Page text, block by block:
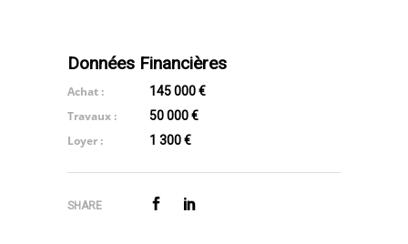
Données Financières
Achat : 145 000 €
Travaux : 50 000 €
Loyer : 1 300 €
SHARE